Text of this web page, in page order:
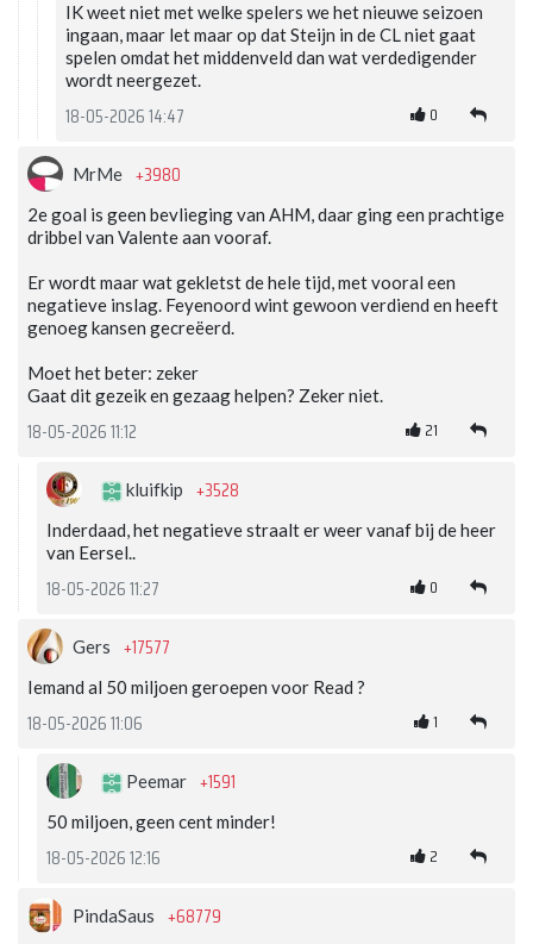
IK weet niet met welke spelers we het nieuwe seizoen
ingaan, maar let maar op dat Steijn in de CL niet gaat
spelen omdat het middenveld dan wat verdedigender
wordt neergezet.
18-05-2026 14:47 0
MrMe +3980
2e goal is geen bevlieging van AHM, daar ging een prachtige
dribbel van Valente aan vooraf.
Er wordt maar wat gekletst de hele tijd, met vooral een
negatieve inslag. Feyenoord wint gewoon verdiend en heeft
genoeg kansen gecreëerd.
Moet het beter: zeker
Gaat dit gezeik en gezaag helpen? Zeker niet.
18-05-2026 11:12 21
kluifkip +3528
Inderdaad, het negatieve straalt er weer vanaf bij de heer
van Eersel..
18-05-2026 11:27 0
Gers +17577
Iemand al 50 miljoen geroepen voor Read ?
18-05-2026 11:06 1
Peemar +1591
50 miljoen, geen cent minder!
18-05-2026 12:16 2
PindaSaus +68779